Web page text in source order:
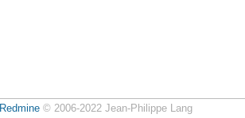
Redmine© 2006-2022 Jean-Philippe Lang